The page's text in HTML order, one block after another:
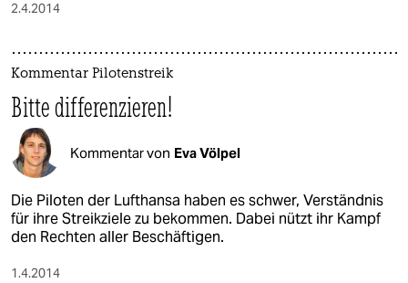
2.4.2014
Kommentar Pilotenstreik
Bitte differenzieren!
Kommentar von Eva Völpel
Die Piloten der Lufthansa haben es schwer, Verständnis
für ihre Streikziele zu bekommen. Dabei nützt ihr Kampf
den Rechten aller Beschäftigen.
1.4.2014